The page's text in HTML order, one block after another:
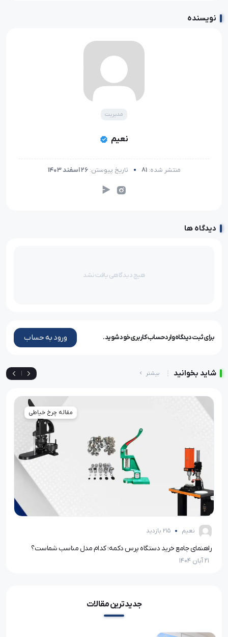
نویسنده
مدیریت
نعیم
منتشر شده: 81 تاریخ پیوستن: 26 اسفند 1403
دیدگاه ها
هیچ دیدگاهی یافت نشد
برای ثبت دیدگاه وارد حساب کاربری خود شوید. ورود به حساب
شاید بخوانید بیشتر
مقاله چرخ خیاطی
نعیم 215 بازدید
راهنمای جامع خرید دستگاه پرس دکمه؛ کدام مدل مناسب شماست؟
21 آبان 1404
جدیدترین مقالات